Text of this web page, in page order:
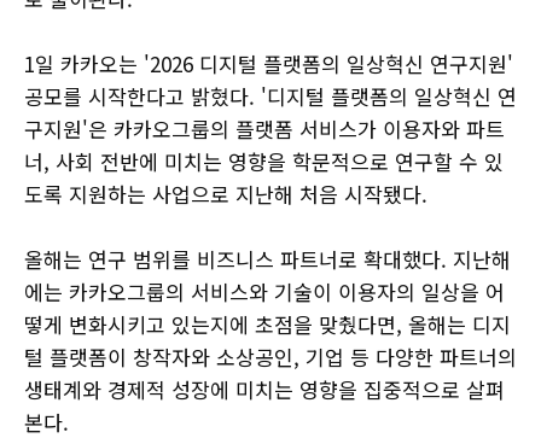
1일 카카오는 '2026 디지털 플랫폼의 일상혁신 연구지원'
공모를 시작한다고 밝혔다. '디지털 플랫폼의 일상혁신 연
구지원'은 카카오그룹의 플랫폼 서비스가 이용자와 파트
너, 사회 전반에 미치는 영향을 학문적으로 연구할 수 있
도록 지원하는 사업으로 지난해 처음 시작됐다.
올해는 연구 범위를 비즈니스 파트너로 확대했다. 지난해
에는 카카오그룹의 서비스와 기술이 이용자의 일상을 어
떻게 변화시키고 있는지에 초점을 맞췄다면, 올해는 디지
털 플랫폼이 창작자와 소상공인, 기업 등 다양한 파트너의
생태계와 경제적 성장에 미치는 영향을 집중적으로 살펴
본다.